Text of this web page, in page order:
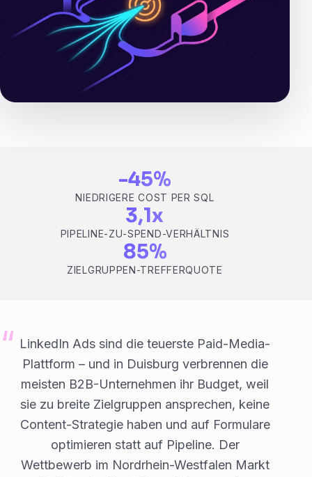
-45%
NIEDRIGERE COST PER SQL
3,1x
PIPELINE-ZU-SPEND-VERHÄLTNIS
85%
ZIELGRUPPEN-TREFFERQUOTE
LinkedIn Ads sind die teuerste Paid-Media-
Plattform – und in Duisburg verbrennen die
meisten B2B-Unternehmen ihr Budget, weil
sie zu breite Zielgruppen ansprechen, keine
Content-Strategie haben und auf Formulare
optimieren statt auf Pipeline. Der
Wettbewerb im Nordrhein-Westfalen Markt